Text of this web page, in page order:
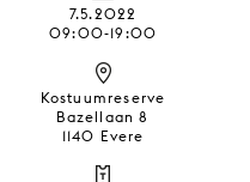
7.5.2022
09:00-19:00
Kostuumreserve
Bazellaan 8
1140 Evere